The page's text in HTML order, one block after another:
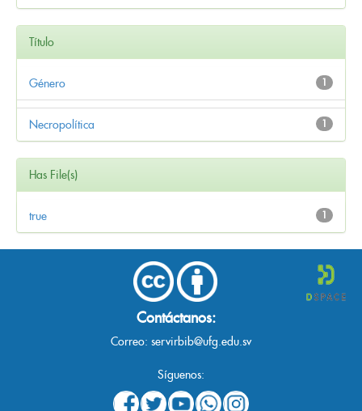
Título
1
Género
1
Necropolítica
Has File(s)
1
true
Contáctanos:
Correo: servirbib@ufg.edu.sv
Síguenos: